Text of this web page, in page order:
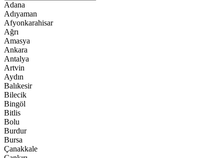
Adana
Adıyaman
Afyonkarahisar
Ağrı
Amasya
Ankara
Antalya
Artvin
Aydın
Balıkesir
Bilecik
Bingöl
Bitlis
Bolu
Burdur
Bursa
Çanakkale